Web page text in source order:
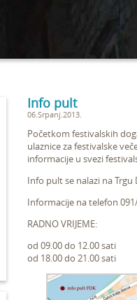
Info pult
06.Srpanj.2013.
Početkom festivalskih
ulaznice za festivalske
informacije u svezi
Info pult se nalazi na Trgu
Informacije na telefon
RADNO VRIJEME:
od 09.00 do 12.00 sati
od 18.00 do 21.00 sati